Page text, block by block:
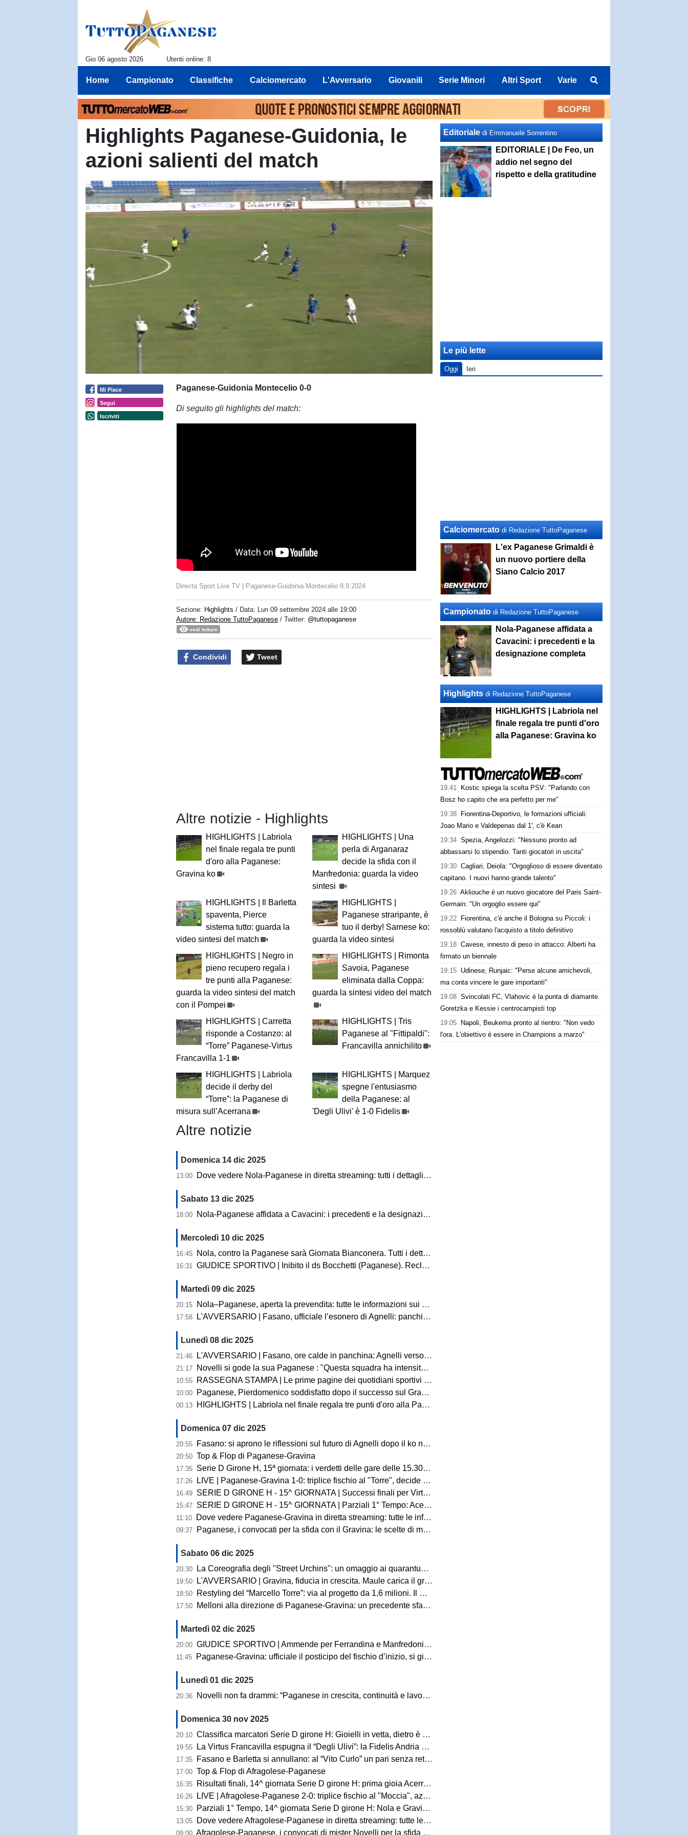
Gio 06 agosto 2026 Utenti online: 8
Home Campionato Classifiche Calciomercato L'Avversario Giovanili Serie Minori Altri Sport Varie
Highlights Paganese-Guidonia, le
azioni salienti del match
Mi Piace
Segui
Iscriviti
Paganese-Guidonia Montecelio 0-0
Di seguito gli highlights del match:
Directa Sport Live TV | Paganese-Guidonia Montecelio 8.9.2024
Sezione: Highlights / Data: Lun 09 settembre 2024 alle 19:00
Autore: Redazione TuttoPaganese / Twitter: @tuttopaganese
vedi letture
Condividi Tweet
Altre notizie - Highlights
HIGHLIGHTS | Labriola
nel finale regala tre punti
d'oro alla Paganese:
Gravina ko
HIGHLIGHTS | Una
perla di Arganaraz
decide la sfida con il
Manfredonia: guarda la video
sintesi
HIGHLIGHTS | Il Barletta
spaventa, Pierce
sistema tutto: guarda la
video sintesi del match
HIGHLIGHTS |
Paganese straripante, è
tuo il derby! Sarnese ko:
guarda la video sintesi
HIGHLIGHTS | Negro in
pieno recupero regala i
tre punti alla Paganese:
guarda la video sintesi del match
con il Pompei
HIGHLIGHTS | Rimonta
Savoia, Paganese
eliminata dalla Coppa:
guarda la sintesi video del match
HIGHLIGHTS | Carretta
risponde a Costanzo: al
“Torre” Paganese-Virtus
Francavilla 1-1
HIGHLIGHTS | Tris
Paganese al "Fittipaldi":
Francavilla annichilito
HIGHLIGHTS | Labriola
decide il derby del
“Torre”: la Paganese di
misura sull’Acerrana
HIGHLIGHTS | Marquez
spegne l'entusiasmo
della Paganese: al
'Degli Ulivi' è 1-0 Fidelis
Altre notizie
Domenica 14 dic 2025
13:00 Dove vedere Nola-Paganese in diretta streaming: tutti i dettagli per seguire l'incontro
Sabato 13 dic 2025
18:00 Nola-Paganese affidata a Cavacini: i precedenti e la designazione completa
Mercoledì 10 dic 2025
16:45 Nola, contro la Paganese sarà Giornata Bianconera. Tutti i dettagli sui tagliandi
16:31 GIUDICE SPORTIVO | Inibito il ds Bocchetti (Paganese). Reclamo Pompei, non omologato il match con l'Acerrana
Martedì 09 dic 2025
20:15 Nola–Paganese, aperta la prevendita: tutte le informazioni sui biglietti. C'è la diretta streaming!
17:58 L'AVVERSARIO | Fasano, ufficiale l’esonero di Agnelli: panchina affidata temporaneamente a Pistoia
Lunedì 08 dic 2025
21:46 L'AVVERSARIO | Fasano, ore calde in panchina: Agnelli verso l’esonero. Esposito in pole per la successione
21:17 Novelli si gode la sua Paganese : "Questa squadra ha intensità, fame e ambizione"
10:55 RASSEGNA STAMPA | Le prime pagine dei quotidiani sportivi sul successo della Paganese contro il Gravina
10:00 Paganese, Pierdomenico soddisfatto dopo il successo sul Gravina: “Abbiamo creato tanto, vittoria importante per fiducia e continuità”
00:13 HIGHLIGHTS | Labriola nel finale regala tre punti d'oro alla Paganese: Gravina ko
Domenica 07 dic 2025
20:55 Fasano: si aprono le riflessioni sul futuro di Agnelli dopo il ko nel derby con il Martina
20:50 Top & Flop di Paganese-Gravina
17:35 Serie D Girone H, 15ª giornata: i verdetti delle gare delle 15.30. Ko Fasano, volano Paganese e Barletta
17:26 LIVE | Paganese-Gravina 1-0: triplice fischio al "Torre", decide Labriola
16:49 SERIE D GIRONE H - 15^ GIORNATA | Successi finali per Virtus Francavilla e Sarnese. Primo tempo positivo per il Martina
15:47 SERIE D GIRONE H - 15^ GIORNATA | Parziali 1° Tempo: Acerrana, Normanna e Sarnese avanti
11:10 Dove vedere Paganese-Gravina in diretta streaming: tutte le info utili
09:37 Paganese, i convocati per la sfida con il Gravina: le scelte di mister Novelli
Sabato 06 dic 2025
20:30 La Coreografia degli "Street Urchins": un omaggio ai quarantuno anni di passione per la Paganese
19:50 L'AVVERSARIO | Gravina, fiducia in crescita. Maule carica il gruppo «A Pagani serve una prova di maturità»
18:50 Restyling del “Marcello Torre”: via al progetto da 1,6 milioni. Il Sindaco De Prisco: «Un impegno verso la città e i tifosi». Ecco l'elenco di tutte le opere finanziate
17:50 Melloni alla direzione di Paganese-Gravina: un precedente sfavorevole ai pugliesi
Martedì 02 dic 2025
20:00 GIUDICE SPORTIVO | Ammende per Ferrandina e Manfredonia, un turno ad Agnelli (Fasano) e Jallow (Manfredonia)
11:45 Paganese-Gravina: ufficiale il posticipo del fischio d’inizio, si gioca alle 15.30
Lunedì 01 dic 2025
20:36 Novelli non fa drammi: “Paganese in crescita, continuità e lavoro sono la strada”
Domenica 30 nov 2025
20:10 Classifica marcatori Serie D girone H: Gioielli in vetta, dietro è bagarre
19:55 La Virtus Francavilla espugna il “Degli Ulivi”: la Fidelis Andria cade dopo dieci mesi
17:35 Fasano e Barletta si annullano: al “Vito Curlo” un pari senza reti. Paganese prima in coabitazione
17:00 Top & Flop di Afragolese-Paganese
16:35 Risultati finali, 14^ giornata Serie D girone H: prima gioia Acerrana, ok Gravina e Nola. In corso Fasano-Barletta e Fidelis Andria-Virtus Francavilla
16:26 LIVE | Afragolese-Paganese 2-0: triplice fischio al "Moccia", azzurrostellati ko
15:30 Parziali 1° Tempo, 14^ giornata Serie D girone H: Nola e Gravina avanti, pari Sarnese
13:05 Dove vedere Afragolese-Paganese in diretta streaming: tutte le info utili
09:00 Afragolese-Paganese, i convocati di mister Novelli per la sfida di oggi
Editoriale di Emmanuele Sorrentino
EDITORIALE | De Feo, un
addio nel segno del
rispetto e della gratitudine
Le più lette
Oggi Ieri
Calciomercato di Redazione TuttoPaganese
L'ex Paganese Grimaldi è
un nuovo portiere della
Siano Calcio 2017
Campionato di Redazione TuttoPaganese
Nola-Paganese affidata a
Cavacini: i precedenti e la
designazione completa
Highlights di Redazione TuttoPaganese
HIGHLIGHTS | Labriola nel
finale regala tre punti d'oro
alla Paganese: Gravina ko
19:41
Kostic spiega la scelta PSV: "Parlando con
Bosz ho capito che era perfetto per me"
19:38
Fiorentina-Deportivo, le formazioni ufficiali:
Joao Mario e Valdepenas dal 1', c'è Kean
19:34 Spezia, Angelozzi: "Nessuno pronto ad
abbassarsi lo stipendio. Tanti giocatori in uscita"
19:30 Cagliari, Deiola: "Orgoglioso di essere diventato
capitano. I nuovi hanno grande talento"
19:26 Akliouche è un nuovo giocatore del Paris Saint-
Germain: "Un orgoglio essere qui"
19:22
Fiorentina, c'è anche il Bologna su Piccoli: i
rossoblù valutano l'acquisto a titolo definitivo
19:18 Cavese, innesto di peso in attacco: Alberti ha
firmato un biennale
19:15 Udinese, Runjaic: "Perse alcune amichevoli,
ma conta vincere le gare importanti"
19:08 Svincolati FC, Vlahovic è la punta di diamante.
Goretzka e Kessie i centrocampisti top
19:05
Napoli, Beukema pronto al rientro: "Non vedo
l'ora. L'obiettivo è essere in Champions a marzo"